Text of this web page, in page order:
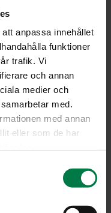
anpassa innehållet
funktioner
trafik. Vi
och annan
medier och
med.
med annan
eller som de har
mieluiten yön
öljytilkassa pari
Ruskista liha
Hauduta vielä 10
tai veteen
tai
ruoka keitetyn riisin